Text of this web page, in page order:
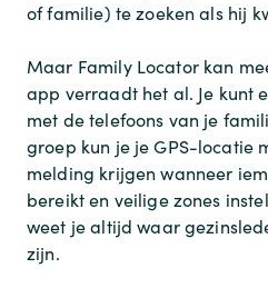
of familie) te zoeken als hij
Maar Family Locator kan
app verraadt het al. Je kunt
met de telefoons van je
groep kun je je GPS-locatie
melding krijgen wanneer
bereikt en veilige zones
weet je altijd waar
zijn.